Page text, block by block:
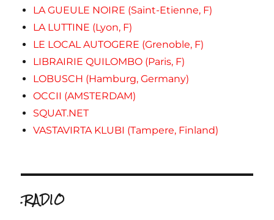
LA GUEULE NOIRE (Saint-Etienne, F)
LA LUTTINE (Lyon, F)
LE LOCAL AUTOGERE (Grenoble, F)
LIBRAIRIE QUILOMBO (Paris, F)
LOBUSCH (Hamburg, Germany)
OCCII (AMSTERDAM)
SQUAT.NET
VASTAVIRTA KLUBI (Tampere, Finland)
.RADIO